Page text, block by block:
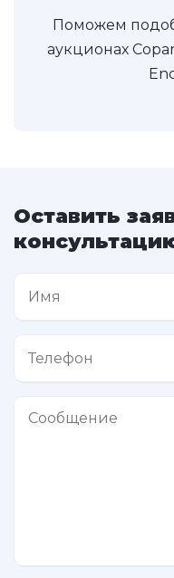
Поможем
аукционах
Оставить